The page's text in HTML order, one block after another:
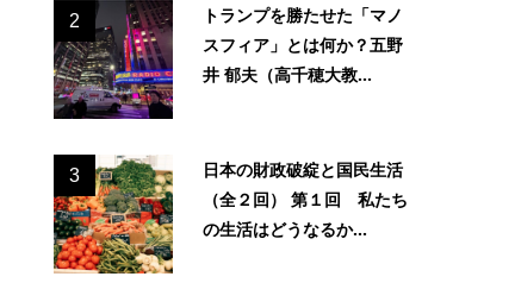
2
トランプを勝たせた「マノ
スフィア」とは何か？五野
井 郁夫（高千穂大教...
3
日本の財政破綻と国民生活
（全２回） 第１回 私たち
の生活はどうなるか...